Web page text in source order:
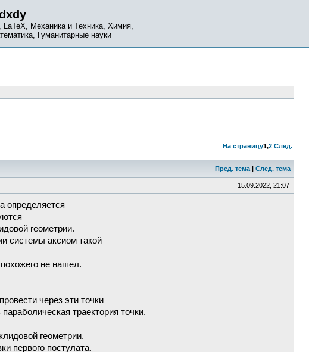
Механика и Техника, Химия,
Гуманитарные науки
На страницу1,2 След.
Пред. тема | След. тема
15.09.2022, 21:07
определяется
геометрии.
системы аксиом такой
не нашел.
через эти точки
траектория точки.
геометрии.
первого постулата.